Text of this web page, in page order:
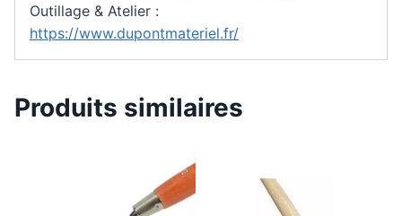
Outillage & Atelier :
https://www.dupontmateriel.fr/
Produits similaires